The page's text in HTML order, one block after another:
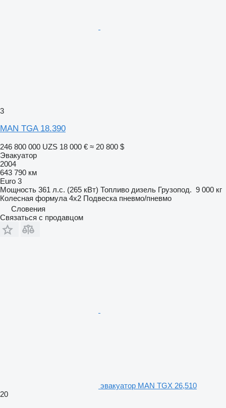
3
MAN TGA 18.390
246 800 000 UZS 18 000 € ≈ 20 800 $
Эвакуатор
2004
643 790 км
Euro 3
Мощность 361 л.с. (265 кВт) Топливо дизель Грузопод. 9 000 кг
Колесная формула 4x2 Подвеска пневмо/пневмо
Словения
Связаться с продавцом
эвакуатор MAN TGX 26,510
20